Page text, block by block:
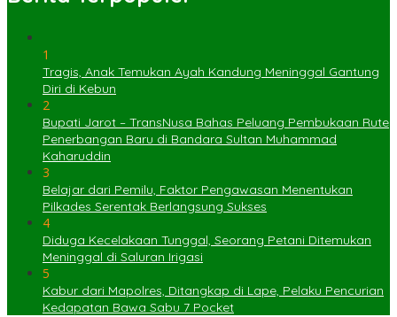
1
Tragis, Anak Temukan Ayah Kandung Meninggal Gantung
Diri di Kebun
2
Bupati Jarot – TransNusa Bahas Peluang Pembukaan Rute
Penerbangan Baru di Bandara Sultan Muhammad
Kaharuddin
3
Belajar dari Pemilu, Faktor Pengawasan Menentukan
Pilkades Serentak Berlangsung Sukses
4
Diduga Kecelakaan Tunggal, Seorang Petani Ditemukan
Meninggal di Saluran Irigasi
5
Kabur dari Mapolres, Ditangkap di Lape, Pelaku Pencurian
Kedapatan Bawa Sabu 7 Pocket